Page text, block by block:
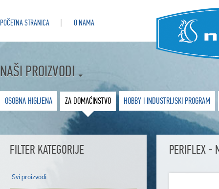
POČETNA STRANICA O NAMA
NAŠI PROIZVODI
OSOBNA HIGIJENA ZA DOMAĆINSTVO HOBBY I INDUSTRIJSKI PROGRAM
FILTER KATEGORIJE
Svi proizvodi
PERIFLEX -